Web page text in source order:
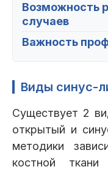
Возможность
случаев
Важность
Виды синус-
Существует 2
открытый и
методики
костной